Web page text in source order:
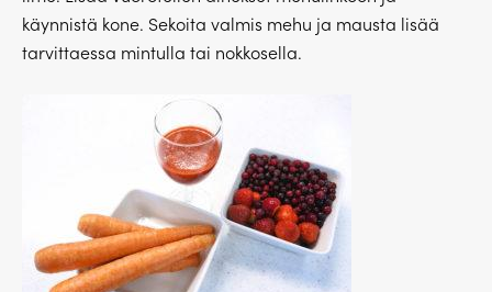
käynnistä kone. Sekoita valmis mehu ja mausta lisää
tarvittaessa mintulla tai nokkosella.